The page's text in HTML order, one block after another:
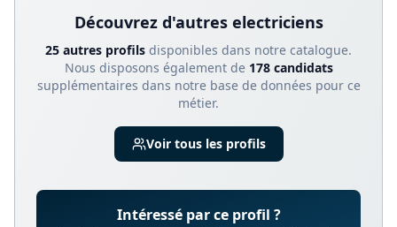
Découvrez d'autres electriciens
25 autres profils disponibles dans notre catalogue.
Nous disposons également de 178candidats
supplémentaires dans notre base de données pour ce
métier.
Voir tous les profils
Intéressé par ce profil ?